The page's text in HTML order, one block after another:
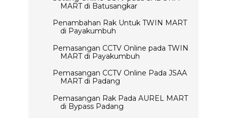
MART di Batusangkar
Penambahan Rak Untuk TWIN MART
di Payakumbuh
Pemasangan CCTV Online pada TWIN
MART di Payakumbuh
Pemasangan CCTV Online Pada JSAA
MART di Padang
Pemasangan Rak Pada AUREL MART
di Bypass Padang